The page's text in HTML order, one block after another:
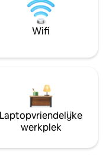
Wifi
Laptopvriendelijke
werkplek